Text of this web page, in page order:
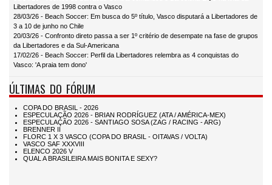
Libertadores de 1998 contra o Vasco
28/03/26 - Beach Soccer: Em busca do 5º título, Vasco disputará a Libertadores de
3 a 10 de junho no Chile
20/03/26 - Confronto direto passa a ser 1º critério de desempate na fase de grupos
da Libertadores e da Sul-Americana
17/02/26 - Beach Soccer: Perfil da Libertadores relembra as 4 conquistas do
Vasco: 'A praia tem dono'
ÚLTIMAS DO FÓRUM